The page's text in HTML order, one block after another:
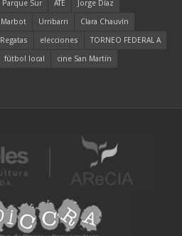
Parque Sur ATE
Jorge Díaz
Marbot Urribarri
Clara Chauvín
Regatas elecciones
TORNEO FEDERAL A
fútbol local cine San Martín